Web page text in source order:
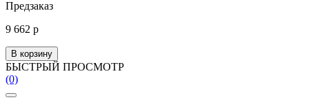
Предзаказ
9 662 р
В корзину
БЫСТРЫЙ ПРОСМОТР
(0)